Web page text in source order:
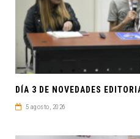
DÍA 3 DE NOVEDADES
5 agosto, 2026